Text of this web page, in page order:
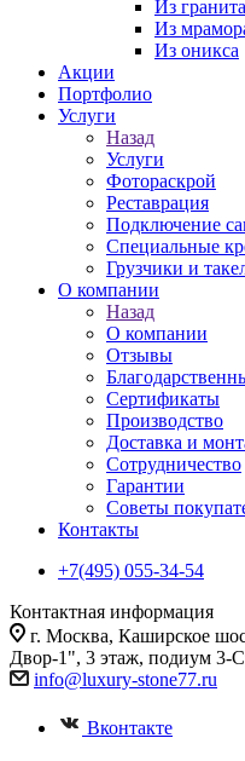
Из гранита
Из
Из оникса
Акции
Портфолио
Услуги
Назад
Услуги
Фотораскрой
Реставрация
Подключение
Специальные
Грузчики и
О компании
Назад
О компании
Отзывы
Сертификаты
Производство
Доставка и
Сотрудничество
Гарантии
Советы
Контакты
+7(495) 055-34-54
Контактная информация
г. Москва, Каширское
Двор-1", 3 этаж, подиум 3-
info@luxury-stone77.ru
Вконтакте